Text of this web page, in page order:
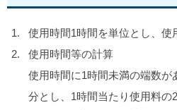
使用時間1時間を単位とし、使
使用時間等の計算
使用時間に1時間未満の端数が
分とし、1時間当たり使用料の